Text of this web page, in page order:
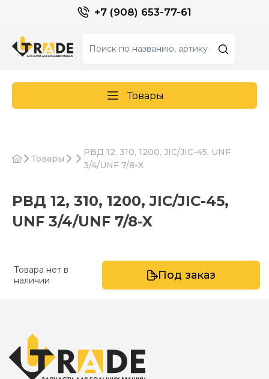
+7 (908) 653-77-61
Товары
Товары
РВД 12, 310, 1200, JIC/JIC-45, UNF
3/4/UNF 7/8-X
РВД 12, 310, 1200, JIC/JIC-45,
UNF 3/4/UNF 7/8-X
Товара нет в
наличии
Под заказ